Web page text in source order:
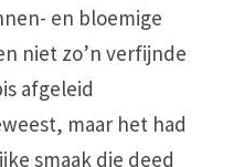
en bloemige
niet zo’n verfijnde
afgeleid
maar het had
smaak die deed